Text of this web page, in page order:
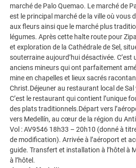
marché de Palo Quemao. Le marché de
est le principal marché de la ville où vous
aux fleurs ainsi que le marché plus
légumes. Après cette halte route pour
et exploration de la Cathédrale de Sel,
souterraine aujourd’hui désactivée.
anciens mineurs qui ont parfaitement
mine en chapelles et lieux sacrés
Christ.Déjeuner au restaurant local de
C’est le restaurant qui contient l’unique
des plats traditionnels.Départ vers
vers Medellín, au cœur de la région du
Vol : AV9546 18h33 – 20h10 (donné à
de modification). Arrivée à l’aéroport et
guide. Transfert et installation à l’hôtel à
à l’hôtel.